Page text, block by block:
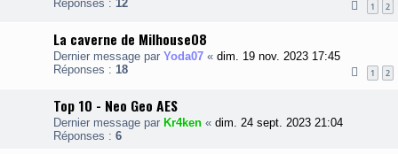
Réponses : 12 1 2
La caverne de Milhouse08
Dernier message par Yoda07 « dim. 19 nov. 2023 17:45
Réponses : 18 1 2
Top 10 - Neo Geo AES
Dernier message par Kr4ken « dim. 24 sept. 2023 21:04
Réponses : 6